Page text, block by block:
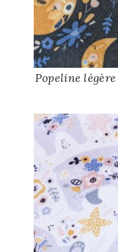
Popeline légère